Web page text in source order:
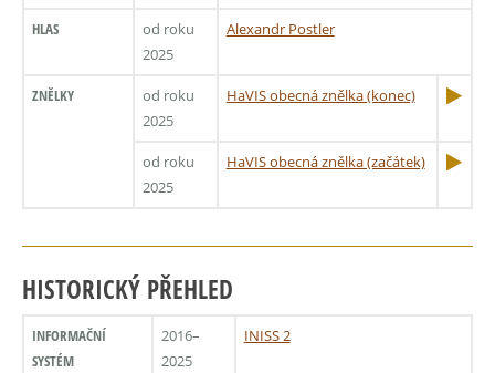
HLAS
od roku
2025
Alexandr Postler
ZNĚLKY
od roku
2025
HaVIS obecná znělka (konec)
od roku
2025
HaVIS obecná znělka (začátek)
HISTORICKÝ PŘEHLED
INFORMAČNÍ
SYSTÉM
2016–
2025
INISS 2